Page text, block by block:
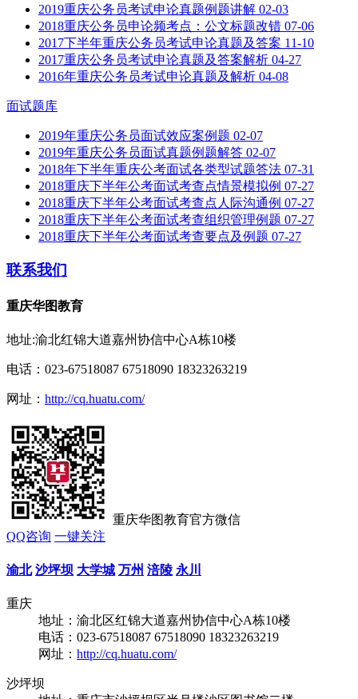
2019重庆公务员考试申论真题例题讲解 02-03
2018重庆公务员申论频考点：公文标题改错 07-06
2017下半年重庆公务员考试申论真题及答案 11-10
2017重庆公务员考试申论真题及答案解析 04-27
2016年重庆公务员考试申论真题及解析 04-08
面试题库
2019年重庆公务员面试效应案例题 02-07
2019年重庆公务员面试真题例题解答 02-07
2018年下半年重庆公考面试各类型试题答法 07-31
2018重庆下半年公考面试考查点情景模拟例 07-27
2018重庆下半年公考面试考查点人际沟通例 07-27
2018重庆下半年公考面试考查组织管理例题 07-27
2018重庆下半年公考面试考查要点及例题 07-27
联系我们
重庆华图教育
地址:渝北红锦大道嘉州协信中心A栋10楼
电话：023-67518087 67518090 18323263219
网址： http://cq.huatu.com/
重庆华图教育官方微信
QQ咨询 一键关注
渝北 沙坪坝 大学城 万州 涪陵 永川
重庆
地址：渝北区红锦大道嘉州协信中心A栋10楼
电话：023-67518087 67518090 18323263219
网址： http://cq.huatu.com/
沙坪坝